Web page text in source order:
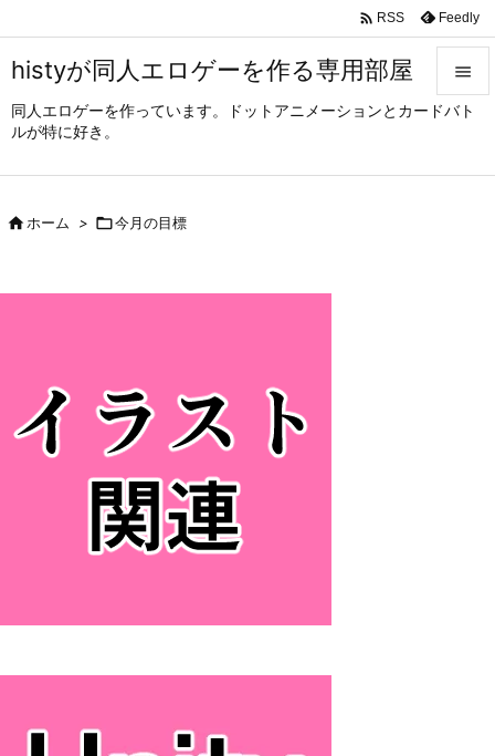
histyが同人エロゲーを作る専用部屋
同人エロゲーを作っています。ドットアニメーションとカードバト
ルが特に好き。



 RSS Feedly
ホーム > 今月の目標